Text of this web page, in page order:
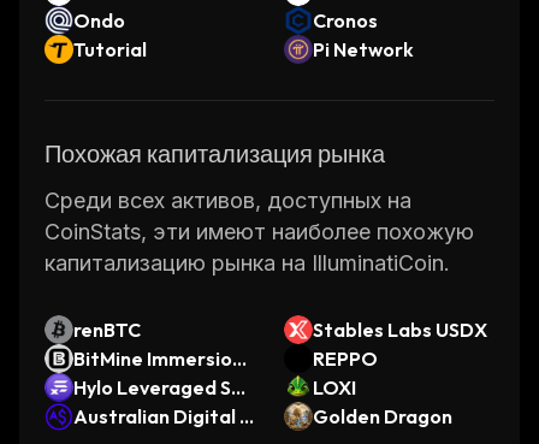
Ondo
Cronos
Tutorial
Pi Network
Похожая капитализация рынка
Среди всех активов, доступных на
CoinStats, эти имеют наиболее похожую
капитализацию рынка на IlluminatiCoin.
renBTC
Stables Labs USDX
BitMine Immersion
Technologies (Ond
o Tokenized Stock)
REPPO
Hylo Leveraged SO
L
LOXI
Australian Digital D
Golden Dragon